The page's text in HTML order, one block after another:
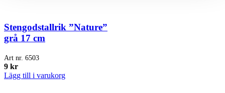
Stengodstallrik ”Nature”
grå 17 cm
Art nr. 6503
9 kr
Lägg till i varukorg